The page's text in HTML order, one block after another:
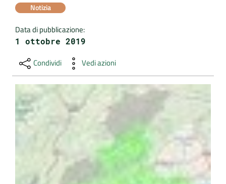
Notizia
Data di pubblicazione:
1 ottobre 2019
Condividi Vedi azioni